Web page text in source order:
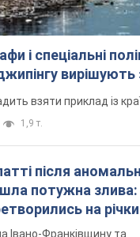
і спеціальні
взяти приклад із
1,9 т.
після
потужна злива:
на
Івано-Франківщину та